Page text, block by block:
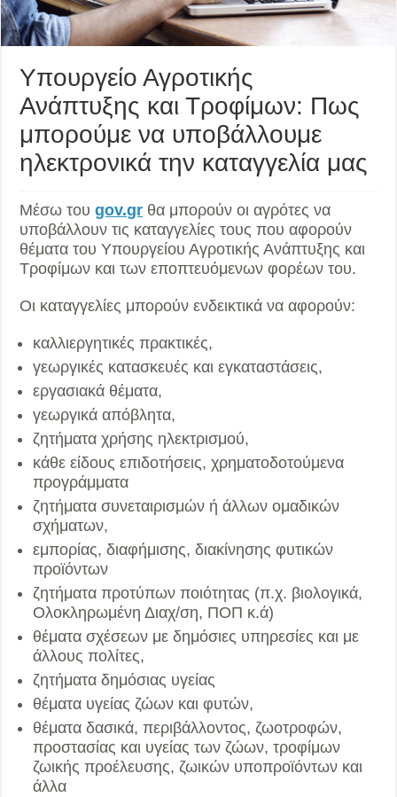
Υπουργείο Αγροτικής
Ανάπτυξης και Τροφίμων: Πως
μπορούμε να υποβάλλουμε
ηλεκτρονικά την καταγγελία μας
Μέσω τουgov.gr θα μπορούν οι αγρότες να
υποβάλλουν τις καταγγελίες τους που αφορούν
θέματα του Υπουργείου Αγροτικής Ανάπτυξης και
Τροφίμων και των εποπτευόμενων φορέων του.
Οι καταγγελίες μπορούν ενδεικτικά να αφορούν:
καλλιεργητικές πρακτικές,
γεωργικές κατασκευές και εγκαταστάσεις,
εργασιακά θέματα,
γεωργικά απόβλητα,
ζητήματα χρήσης ηλεκτρισμού,
κάθε είδους επιδοτήσεις, χρηματοδοτούμενα
προγράμματα
ζητήματα συνεταιρισμών ή άλλων ομαδικών
σχήματων,
εμπορίας, διαφήμισης, διακίνησης φυτικών
προϊόντων
ζητήματα προτύπων ποιότητας (π.χ. βιολογικά,
Ολοκληρωμένη Διαχ/ση, ΠΟΠ κ.ά)
θέματα σχέσεων με δημόσιες υπηρεσίες και με
άλλους πολίτες,
ζητήματα δημόσιας υγείας
θέματα υγείας ζώων και φυτών,
θέματα δασικά, περιβάλλοντος, ζωοτροφών,
προστασίας και υγείας των ζώων, τροφίμων
ζωικής προέλευσης, ζωικών υποπροϊόντων και
άλλα